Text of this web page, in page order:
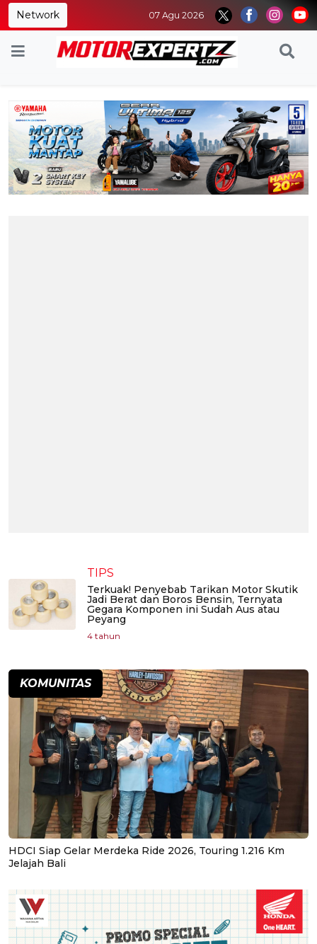
Network 07 Agu 2026
TIPS
Terkuak! Penyebab Tarikan Motor Skutik
Jadi Berat dan Boros Bensin, Ternyata
Gegara Komponen ini Sudah Aus atau
Peyang
4 tahun
KOMUNITAS
HDCI Siap Gelar Merdeka Ride 2026, Touring 1.216 Km
Jelajah Bali